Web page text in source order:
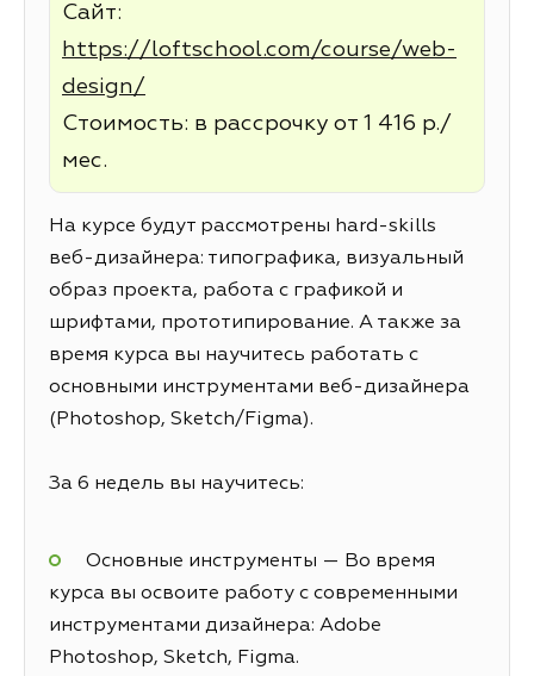
Сайт:
https://loftschool.com/course/web-
design/
Стоимость: в рассрочку от 1 416 р./
мес.
На курсе будут рассмотрены hard-skills
веб-дизайнера: типографика, визуальный
образ проекта, работа с графикой и
шрифтами, прототипирование. А также за
время курса вы научитесь работать с
основными инструментами веб-дизайнера
(Photoshop, Sketch/Figma).
За 6 недель вы научитесь:
Основные инструменты — Во время
курса вы освоите работу с современными
инструментами дизайнера: Adobe
Photoshop, Sketch, Figma.